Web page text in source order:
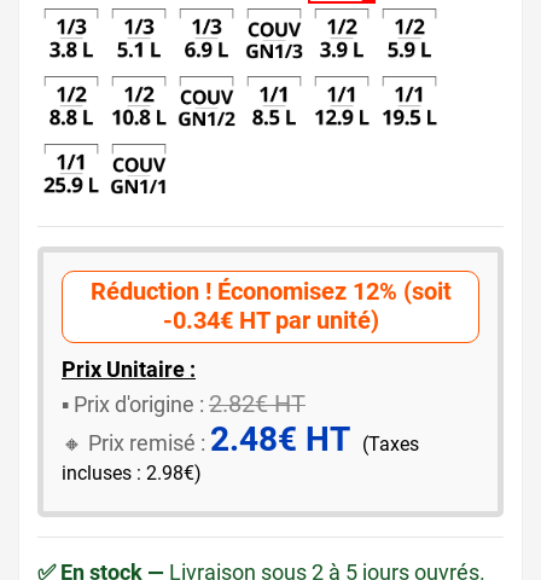
Réduction ! Économisez 12% (soit
-0.34€ HT par unité)
Prix Unitaire :
▪️ ​Prix d'origine : 2.82€ HT
🔸​​ Prix remisé : 2.48€ HT (Taxes
incluses : 2.98€)
✅ En stock — Livraison sous 2 à 5 jours ouvrés.